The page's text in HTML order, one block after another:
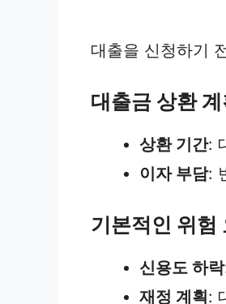
대출을 신청하기
대출금 상환 계
상환 기간:
이자 부담:
기본적인 위험
신용도 하락
재정 계획: